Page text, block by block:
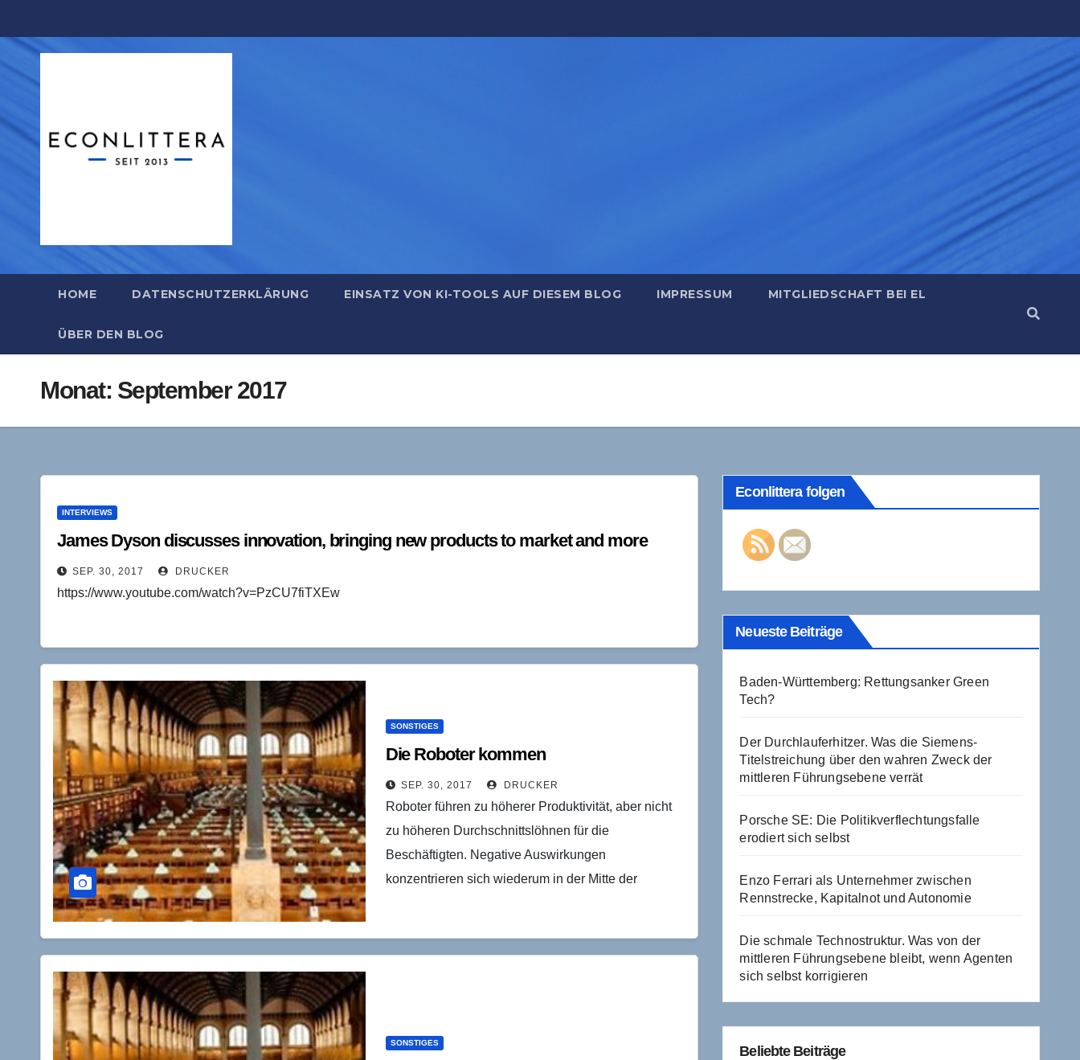
Inhalt
springen
HOME DATENSCHUTZERKLÄRUNG EINSATZ VON KI-TOOLS AUF DIESEM BLOG IMPRESSUM MITGLIEDSCHAFT BEI EL
ÜBER DEN BLOG
Monat: September 2017
INTERVIEWS
James Dyson discusses innovation, bringing new products to market and more
SEP. 30, 2017 DRUCKER
https://www.youtube.com/watch?v=PzCU7fiTXEw
SONSTIGES
Die Roboter kommen
SEP. 30, 2017 DRUCKER
Roboter führen zu höherer Produktivität, aber nicht
zu höheren Durchschnittslöhnen für die
Beschäftigten. Negative Auswirkungen
konzentrieren sich wiederum in der Mitte der
SONSTIGES
Econlittera folgen
Neueste Beiträge
Baden-Württemberg: Rettungsanker Green
Tech?
Der Durchlauferhitzer. Was die Siemens-
Titelstreichung über den wahren Zweck der
mittleren Führungsebene verrät
Porsche SE: Die Politikverflechtungsfalle
erodiert sich selbst
Enzo Ferrari als Unternehmer zwischen
Rennstrecke, Kapitalnot und Autonomie
Die schmale Technostruktur. Was von der
mittleren Führungsebene bleibt, wenn Agenten
sich selbst korrigieren
Beliebte Beiträge